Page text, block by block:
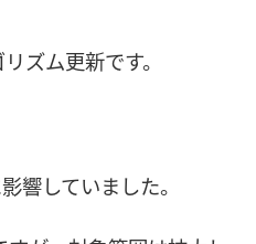
ズム更新です。
響していました。